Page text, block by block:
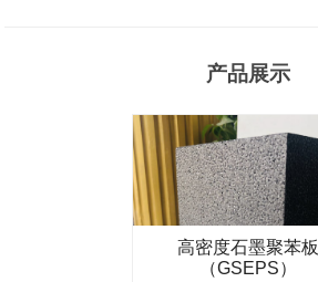
产品展示
高密度石墨聚苯板
（GSEPS）